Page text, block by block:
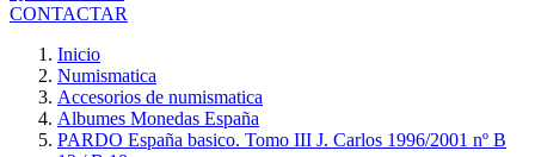
CONTACTAR
Inicio
Numismatica
Accesorios de numismatica
Albumes Monedas España
PARDO España basico. Tomo III J. Carlos 1996/2001 nº B